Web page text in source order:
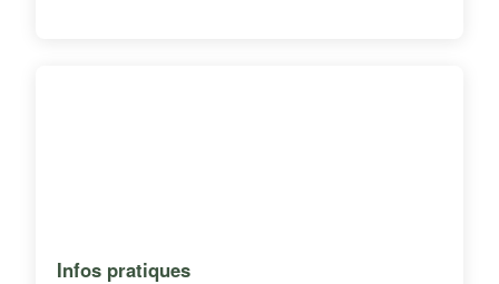
Infos pratiques